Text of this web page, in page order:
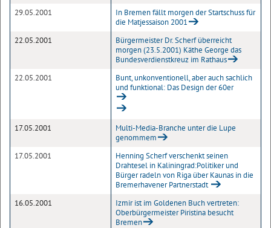
29.05.2001
In Bremen fällt morgen der Startschuss für
die Matjessaison 2001
22.05.2001
Bürgermeister Dr. Scherf überreicht
morgen (23.5.2001) Käthe George das
Bundesverdienstkreuz im Rathaus
22.05.2001
Bunt, unkonventionell, aber auch sachlich
und funktional: Das Design der 60er
17.05.2001
Multi-Media-Branche unter die Lupe
genommem
17.05.2001
Henning Scherf verschenkt seinen
Drahtesel in Kaliningrad:Politiker und
Bürger radeln von Riga über Kaunas in die
Bremerhavener Partnerstadt
16.05.2001
Izmir ist im Goldenen Buch vertreten:
Oberbürgermeister Piristina besucht
Bremen